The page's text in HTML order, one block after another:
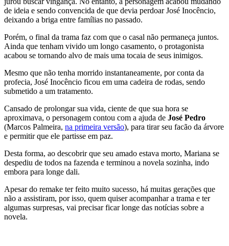
de ideia e sendo convencida de que devia perdoar José Inocêncio,
deixando a briga entre famílias no passado.
Porém, o final da trama faz com que o casal não permaneça juntos.
Ainda que tenham vivido um longo casamento, o protagonista
acabou se tornando alvo de mais uma tocaia de seus inimigos.
Mesmo que não tenha morrido instantaneamente, por conta da
profecia, José Inocêncio ficou em uma cadeira de rodas, sendo
submetido a um tratamento.
Cansado de prolongar sua vida, ciente de que sua hora se
aproximava, o personagem contou com a ajuda de José Pedro
(Marcos Palmeira, na primeira versão), para tirar seu facão da árvore
e permitir que ele partisse em paz.
Desta forma, ao descobrir que seu amado estava morto, Mariana se
despediu de todos na fazenda e terminou a novela sozinha, indo
embora para longe dali.
Apesar do remake ter feito muito sucesso, há muitas gerações que
não a assistiram, por isso, quem quiser acompanhar a trama e ter
algumas surpresas, vai precisar ficar longe das notícias sobre a
novela.